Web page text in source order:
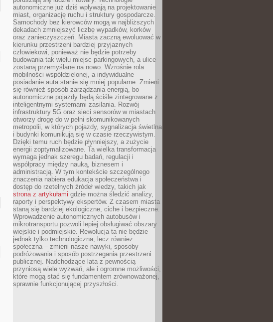
autonomiczne już dziś wpływają na projektowanie
miast, organizację ruchu i struktury gospodarcze.
Samochody bez kierowców mogą w najbliższych
dekadach zmniejszyć liczbę wypadków, korków
oraz zanieczyszczeń. Miasta zaczną ewoluować w
kierunku przestrzeni bardziej przyjaznych
człowiekowi, ponieważ nie będzie potrzeby
budowania tak wielu miejsc parkingowych, a ulice
zostaną przemyślane na nowo. Wzrośnie rola
mobilności współdzielonej, a indywidualne
posiadanie auta stanie się mniej popularne. Zmieni
się również sposób zarządzania energią, bo
autonomiczne pojazdy będą ściśle zintegrowane z
inteligentnymi systemami zasilania. Rozwój
infrastruktury 5G oraz sieci sensorów w miastach
otworzy drogę do w pełni skomunikowanych
metropolii, w których pojazdy, sygnalizacja świetlna
i budynki komunikują się w czasie rzeczywistym.
Dzięki temu ruch będzie płynniejszy, a zużycie
energii zoptymalizowane. Ta wielka transformacja
wymaga jednak szeregu badań, regulacji i
współpracy między nauką, biznesem i
administracją. W tym kontekście szczególnego
znaczenia nabiera edukacja społeczeństwa i
dostęp do rzetelnych źródeł wiedzy, takich jak
strona z artykułami gdzie można śledzić analizy,
raporty i perspektywy ekspertów. Z czasem miasta
staną się bardziej ekologiczne, ciche i bezpieczne.
Wprowadzenie autonomicznych autobusów i
mikrotransportu pozwoli lepiej obsługiwać obszary
wiejskie i podmiejskie. Rewolucja ta nie będzie
jednak tylko technologiczna, lecz również
społeczna – zmieni nasze nawyki, sposoby
podróżowania i sposób postrzegania przestrzeni
publicznej. Nadchodzące lata z pewnością
przyniosą wiele wyzwań, ale i ogromne możliwości,
które mogą stać się fundamentem zrównoważonej,
sprawnie funkcjonującej przyszłości.